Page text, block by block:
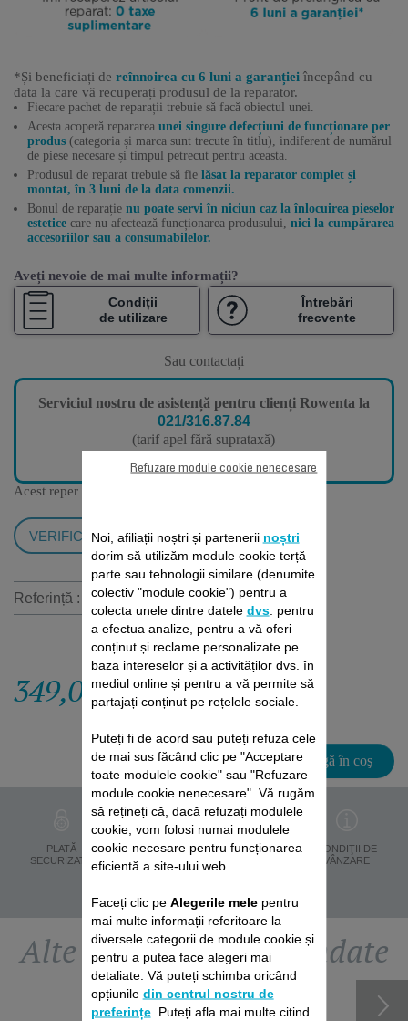
*Și beneficiați de reînnoirea cu 6 luni a garanției începând cu
data la care vă recuperați produsul de la reparator.
Fiecare pachet de reparații trebuie să facă obiectul unei.
Acesta acoperă repararea unei singure defecțiuni de funcționare per
produs (categoria și marca sunt trecute în titlu), indiferent de numărul
de piese necesare și timpul petrecut pentru aceasta.
Produsul de reparat trebuie să fie lăsat la reparator complet și
montat, în 3 luni de la data comenzii.
Bonul de reparație nu poate servi în niciun caz la înlocuirea pieselor
estetice care nu afectează funcționarea produsului, nici la cumpărarea
accesoriilor sau a consumabilelor.
Aveți nevoie de mai multe informații?
Condiții
de utilizare
Întrebări
frecvente
Sau contactați
Serviciul nostru de asistență pentru clienți Rowenta la
021/316.87.84
(tarif apel fără suprataxă)
Acest reper este compatibil cu
VERIFICĂ COMPATIBILITATEA
Referință : RO047STROW
349,00 RON
Adaugă în coş
PLATĂ
SECURIZATĂ
LIVRARE ÎN 8 ZILE
PROTECŢIA
PERSONALE
CONDIŢII DE
VÂNZARE
Alte accesorii recomandate
Noi, afiliații noștri și partenerii noștri
dorim să utilizăm module cookie terță
parte sau tehnologii similare (denumite
colectiv "module cookie") pentru a
colecta unele dintre datele dvs. pentru
a efectua analize, pentru a vă oferi
conținut și reclame personalizate pe
baza intereselor și a activităților dvs. în
mediul online și pentru a vă permite să
partajați conținut pe rețelele sociale.
Puteți fi de acord sau puteți refuza cele
de mai sus făcând clic pe "Acceptare
toate modulele cookie" sau "Refuzare
module cookie nenecesare". Vă rugăm
să rețineți că, dacă refuzați modulele
cookie, vom folosi numai modulele
cookie necesare pentru funcționarea
eficientă a site-ului web.
Faceți clic pe Alegerile melepentru
mai multe informații referitoare la
diversele categorii de module cookie și
pentru a putea face alegeri mai
detaliate. Vă puteți schimba oricând
opțiunile din centrul nostru de
preferințe. Puteți afla mai multe citind
Refuzare module cookie nenecesare